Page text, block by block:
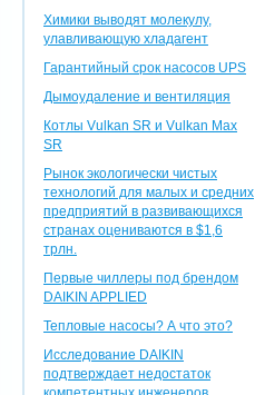
Химики выводят молекулу,
улавливающую хладагент
Гарантийный срок насосов UPS
Дымоудаление и вентиляция
Котлы Vulkan SR и Vulkan Max
SR
Рынок экологически чистых
технологий для малых и средних
предприятий в развивающихся
странах оцениваются в $1,6
трлн.
Первые чиллеры под брендом
DAIKIN APPLIED
Тепловые насосы? А что это?
Исследование DAIKIN
подтверждает недостаток